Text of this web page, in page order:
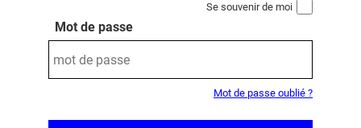
Se souvenir de moi
Mot de passe
Mot de passe oublié ?